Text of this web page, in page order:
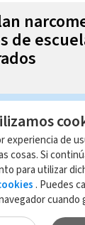
de
experiencia de
cosas. Si
para utilizar
. Puedes
cuando